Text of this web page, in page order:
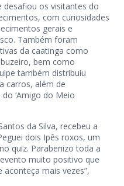
os visitantes do
com curiosidades
gerais e
Também foram
da caatinga como
bem como
também distribuiu
carros, além de
‘Amigo do Meio
da Silva, recebeu a
dois Ipês roxos, um
quiz. Parabenizo toda a
muito positivo que
mais vezes”,